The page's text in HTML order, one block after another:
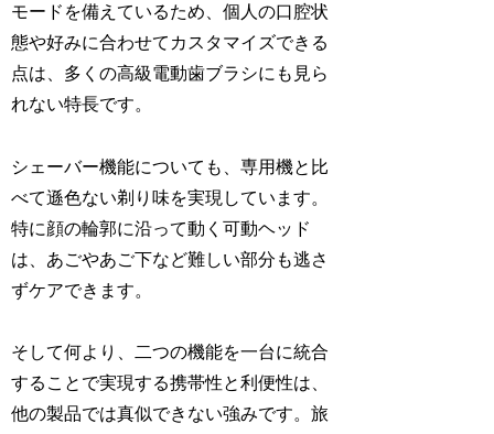
モードを備えているため、個人の口腔状
態や好みに合わせてカスタマイズできる
点は、多くの高級電動歯ブラシにも見ら
れない特長です。
シェーバー機能についても、専用機と比
べて遜色ない剃り味を実現しています。
特に顔の輪郭に沿って動く可動ヘッド
は、あごやあご下など難しい部分も逃さ
ずケアできます。
そして何より、二つの機能を一台に統合
することで実現する携帯性と利便性は、
他の製品では真似できない強みです。旅